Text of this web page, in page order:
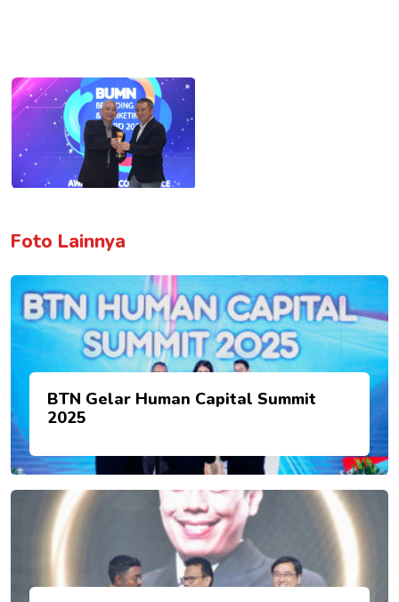
Foto Lainnya
BTN Gelar Human Capital Summit
2025